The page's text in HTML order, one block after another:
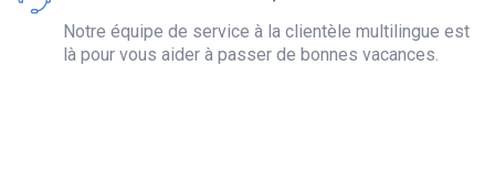
Notre équipe de service à la clientèle multilingue est
là pour vous aider à passer de bonnes vacances.